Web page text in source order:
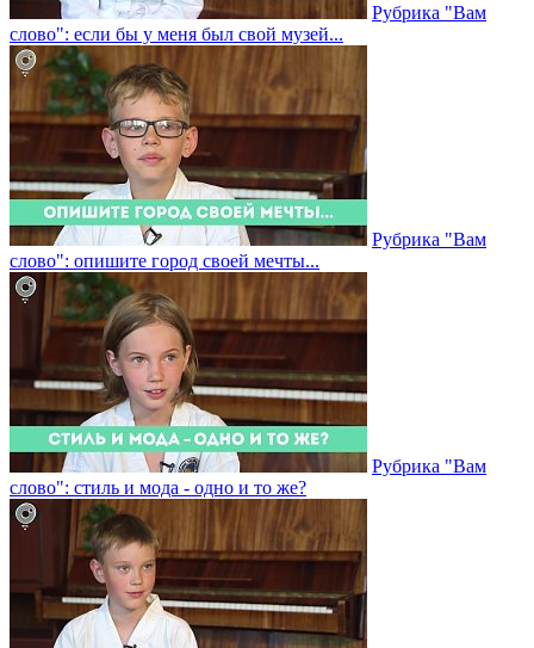
Рубрика "Вам
слово": если бы у меня был свой музей...
Рубрика "Вам
слово": опишите город своей мечты...
Рубрика "Вам
слово": стиль и мода - одно и то же?